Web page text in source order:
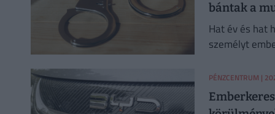
bántak a
Hat év és hat
személyt
PÉNZCENTRUM |